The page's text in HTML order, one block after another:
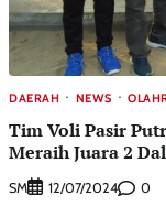
DAERAH NEWS
Tim Voli Pasir
Meraih Juara 2
SM 12/07/2024 0